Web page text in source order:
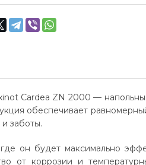
Cardea ZN 2000 —
обеспечивает
заботы.
он будет максимально
от коррозии и